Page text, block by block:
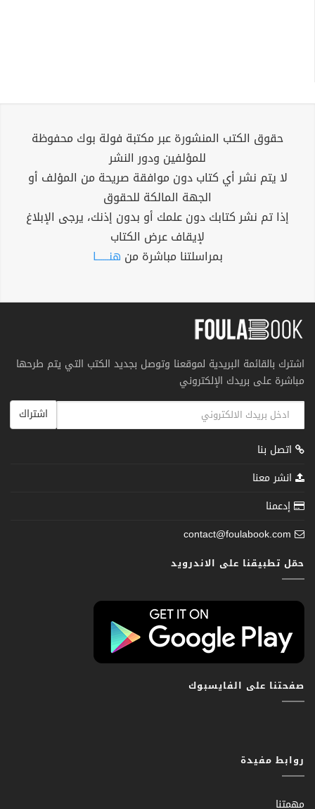
حقوق الكتب المنشورة عبر مكتبة فولة بوك محفوظة
للمؤلفين ودور النشر
لا يتم نشر أي كتاب دون موافقة صريحة من المؤلف أو
الجهة المالكة للحقوق
إذا تم نشر كتابك دون علمك أو بدون إذنك، يرجى الإبلاغ
لإيقاف عرض الكتاب
بمراسلتنا مباشرة من هنــــــا
اشترك بالقائمة البريدية لموقعنا وتوصل بجديد الكتب التي يتم طرحها
مباشرة على بريدك الإلكتروني
اشتراك
اتصل بنا
انشر معنا
إدعمنا
contact@foulabook.com
حمّل تطبيقنا على الاندرويد
صفحتنا على الفايسبوك
روابط مفيدة
مهمتنا